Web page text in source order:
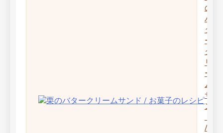
の
バ
タ
ー
ク
リ
ー
ム
サ
ン
/